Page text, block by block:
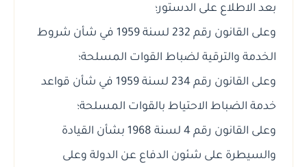
بعد الاطلاع على الدستور؛
وعلى القانون رقم 232 لسنة 1959 في شأن شروط
الخدمة والترقية لضباط القوات المسلحة؛
وعلى القانون رقم 234 لسنة 1959 في شأن قواعد
خدمة الضباط الاحتياط بالقوات المسلحة؛
وعلى القانون رقم 4 لسنة 1968 بشأن القيادة
والسيطرة على شئون الدفاع عن الدولة وعلى